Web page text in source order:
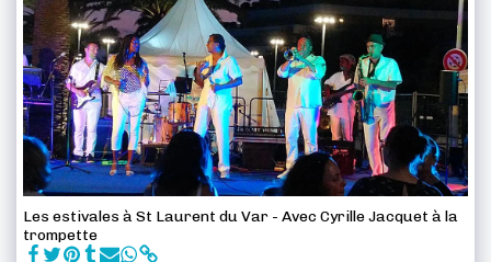
Les estivales à St Laurent du Var - Avec Cyrille Jacquet à la
trompette